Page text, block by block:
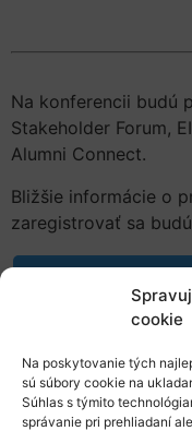
cookie
Na poskytovanie tých
sú súbory cookie na
Súhlas s týmito
správanie pri prehliadaní
Na konferencii budú
Stakeholder Forum,
Alumni Connect.
Bližšie informácie o
zaregistrovať sa